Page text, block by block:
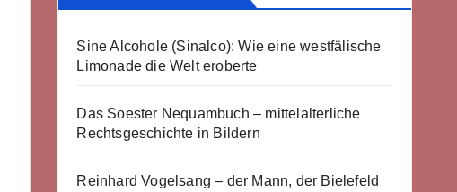
Sine Alcohole (Sinalco): Wie eine westfälische
Limonade die Welt eroberte
Das Soester Nequambuch – mittelalterliche
Rechtsgeschichte in Bildern
Reinhard Vogelsang – der Mann, der Bielefeld